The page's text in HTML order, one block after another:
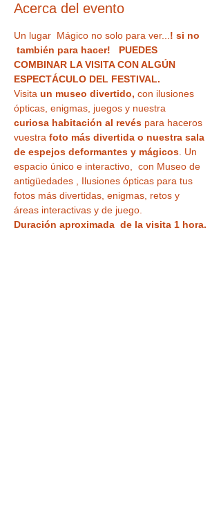
Acerca del evento
Un lugar  Mágico no solo para ver... ! si no
también para hacer!   PUEDES
COMBINAR LA VISITA CON ALGÚN
ESPECTÁCULO DEL FESTIVAL.
Visita un museo divertido, con ilusiones
ópticas, enigmas, juegos y nuestra
curiosa habitación al revés para haceros
vuestra foto más divertida o nuestra sala
de espejos deformantes y mágicos . Un
espacio único e interactivo,  con Museo de
antigüedades , Ilusiones ópticas para tus
fotos más divertidas, enigmas, retos y
áreas interactivas y de juego.
Duración aproximada  de la visita 1 hora.